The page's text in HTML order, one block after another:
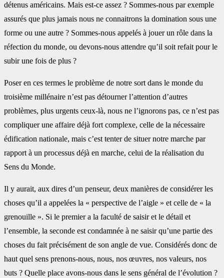
détenus américains. Mais est-ce assez ? Sommes-nous par exemple
assurés que plus jamais nous ne connaitrons la domination sous une
forme ou une autre ? Sommes-nous appelés à jouer un rôle dans la
réfection du monde, ou devons-nous attendre qu’il soit refait pour le
subir une fois de plus ?
Poser en ces termes le problème de notre sort dans le monde du
troisième millénaire n’est pas détourner l’attention d’autres
problèmes, plus urgents ceux-là, nous ne l’ignorons pas, ce n’est pas
compliquer une affaire déjà fort complexe, celle de la nécessaire
édification nationale, mais c’est tenter de situer notre marche par
rapport à un processus déjà en marche, celui de la réalisation du
Sens du Monde.
Il y aurait, aux dires d’un penseur, deux manières de considérer les
choses qu’il a appelées la « perspective de l’aigle » et celle de « la
grenouille ». Si le premier a la faculté de saisir et le détail et
l’ensemble, la seconde est condamnée à ne saisir qu’une partie des
choses du fait précisément de son angle de vue. Considérés donc de
haut quel sens prenons-nous, nous, nos œuvres, nos valeurs, nos
buts ? Quelle place avons-nous dans le sens général de l’évolution ?